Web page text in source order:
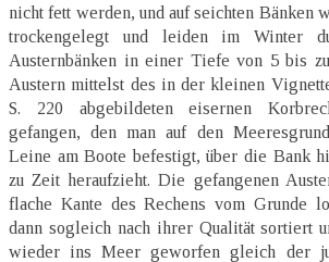
nicht fett werden, und auf seichten Bänken
trockengelegt und leiden im Winter
Austernbänken in einer Tiefe von 5 bis
Austern mittelst des in der kleinen
S. 220 abgebildeten eisernen
gefangen, den man auf den
Leine am Boote befestigt, über die Bank
zu Zeit heraufzieht. Die gefangenen
flache Kante des Rechens vom Grunde
dann sogleich nach ihrer Qualität sortiert
wieder ins Meer geworfen gleich der